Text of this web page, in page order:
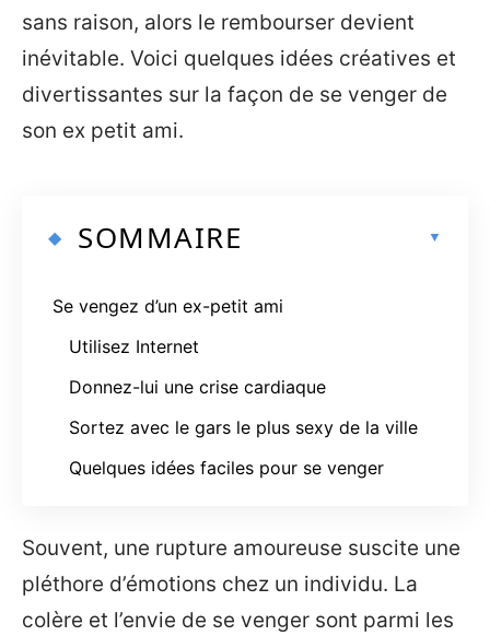
sans raison, alors le rembourser devient
inévitable. Voici quelques idées créatives et
divertissantes sur la façon de se venger de
son ex petit ami.
SOMMAIRE
Se vengez d’un ex-petit ami
Utilisez Internet
Donnez-lui une crise cardiaque
Sortez avec le gars le plus sexy de la ville
Quelques idées faciles pour se venger
Souvent, une rupture amoureuse suscite une
pléthore d’émotions chez un individu. La
colère et l’envie de se venger sont parmi les